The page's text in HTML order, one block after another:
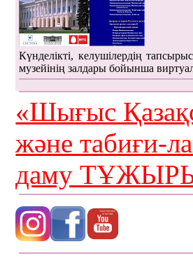
Күнделікті, келушілердің
музейінің залдары бойынша
«Шығыс
және табиғи-
даму